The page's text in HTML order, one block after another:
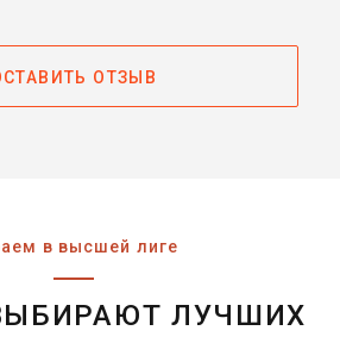
ОТЗЫВ
в высшей лиге
ЛУЧШИХ